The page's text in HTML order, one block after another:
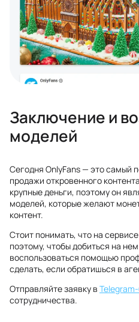
Заключение и
моделей
Сегодня OnlyFans — это самый
продажи откровенного
крупные деньги, поэтому он
моделей, которые желают
контент.
Стоит понимать, что на
поэтому, чтобы добиться на
воспользоваться помощью
сделать, если обратишься в
Отправляйте заявку в
сотрудничества.